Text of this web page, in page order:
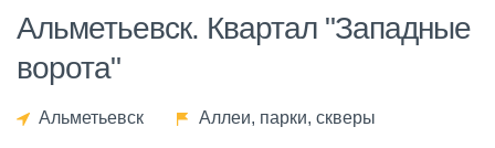
Альметьевск. Квартал "Западные
ворота"
Альметьевск Аллеи, парки, скверы